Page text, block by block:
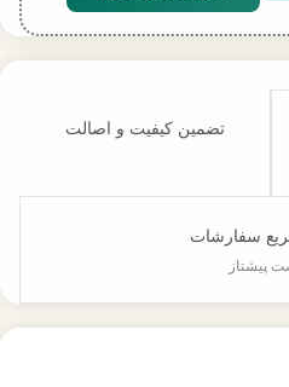
تضمین کیفیت و اصالت
سفارشات
پیشتاز